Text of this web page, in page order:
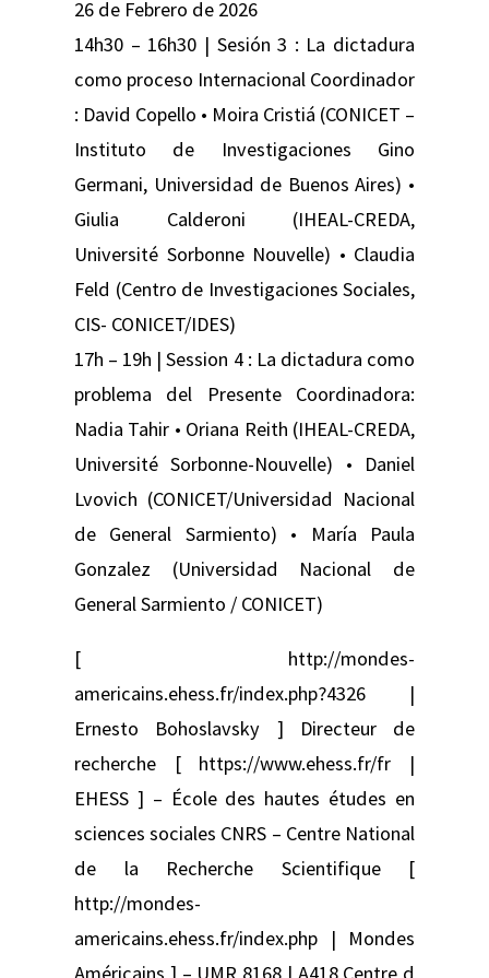
26 de Febrero de 2026
14h30 – 16h30 | Sesión 3 : La dictadura
como proceso Internacional Coordinador
: David Copello • Moira Cristiá (CONICET –
Instituto de Investigaciones Gino
Germani, Universidad de Buenos Aires) •
Giulia Calderoni (IHEAL-CREDA,
Université Sorbonne Nouvelle) • Claudia
Feld (Centro de Investigaciones Sociales,
CIS- CONICET/IDES)
17h – 19h | Session 4 : La dictadura como
problema del Presente Coordinadora:
Nadia Tahir • Oriana Reith (IHEAL-CREDA,
Université Sorbonne-Nouvelle) • Daniel
Lvovich (CONICET/Universidad Nacional
de General Sarmiento) • María Paula
Gonzalez (Universidad Nacional de
General Sarmiento / CONICET)
[ http://mondes-
americains.ehess.fr/index.php?4326 |
Ernesto Bohoslavsky ] Directeur de
recherche [ https://www.ehess.fr/fr |
EHESS ] – École des hautes études en
sciences sociales CNRS – Centre National
de la Recherche Scientifique [
http://mondes-
americains.ehess.fr/index.php | Mondes